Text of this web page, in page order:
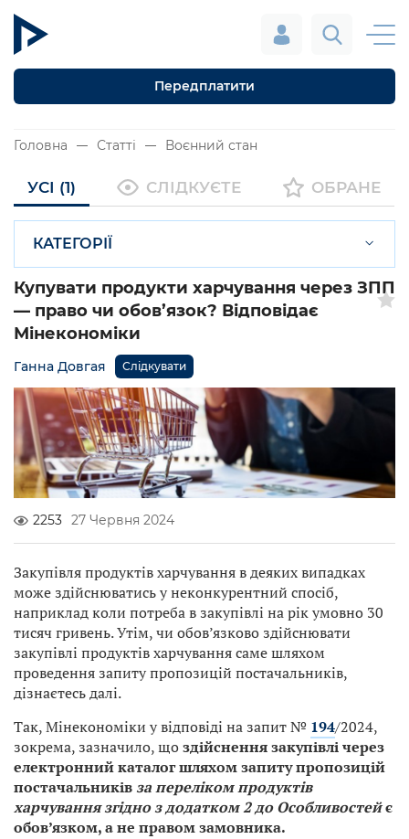
Передплатити
Головна Статті Воєнний стан
УСІ (1) СЛІДКУЄТЕ ОБРАНЕ
КАТЕГОРІЇ
Купувати продукти харчування через ЗПП
— право чи обов’язок? Відповідає
Мінекономіки
Ганна Довгая Слідкувати
2253 27 Червня 2024
Закупівля продуктів харчування в деяких випадках
може здійснюватись у неконкурентний спосіб,
наприклад коли потреба в закупівлі на рік умовно 30
тисяч гривень. Утім, чи обов’язково здійснювати
закупівлі продуктів харчування саме шляхом
проведення запиту пропозицій постачальників,
дізнаєтесь далі.
Так, Мінекономіки у відповіді на запит № 194/2024,
зокрема, зазначило, щоздійснення закупівлі через
електронний каталог шляхом запиту пропозицій
постачальниківза переліком продуктів
харчування згідно з додатком 2 до Особливостейє
обов’язком, а не правом замовника.